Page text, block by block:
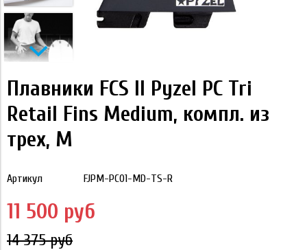
Плавники FCS II Pyzel PC Tri
Retail Fins Medium, компл. из
трех, M
Артикул FJPM-PC01-MD-TS-R
11 500 руб
14 375 руб